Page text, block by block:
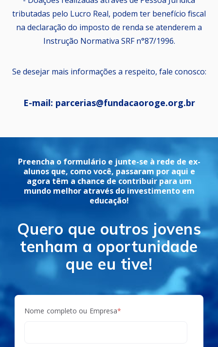
tributadas pelo Lucro Real, podem ter benefício fiscal
na declaração do imposto de renda se atenderem a
Instrução Normativa SRF n°87/1996.
Se desejar mais informações a respeito, fale conosco:
E-mail: parcerias@fundacaoroge.org.br
Preencha o formulário e junte-se à rede de ex-
alunos que, como você, passaram por aqui e
agora têm a chance de contribuir para um
mundo melhor através do investimento em
educação!
Quero que outros jovens
tenham a oportunidade
que eu tive!
Nome completo ou Empresa*